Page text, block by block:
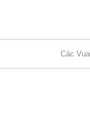
Các